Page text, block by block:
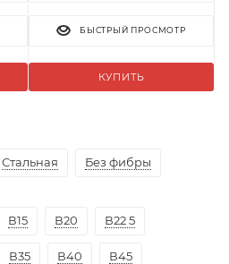
КУПИТЬ
БЫСТРЫЙ ПРОСМОТР
Стальная Без фибры
В15 В20 В22 5
В35 В40 В45